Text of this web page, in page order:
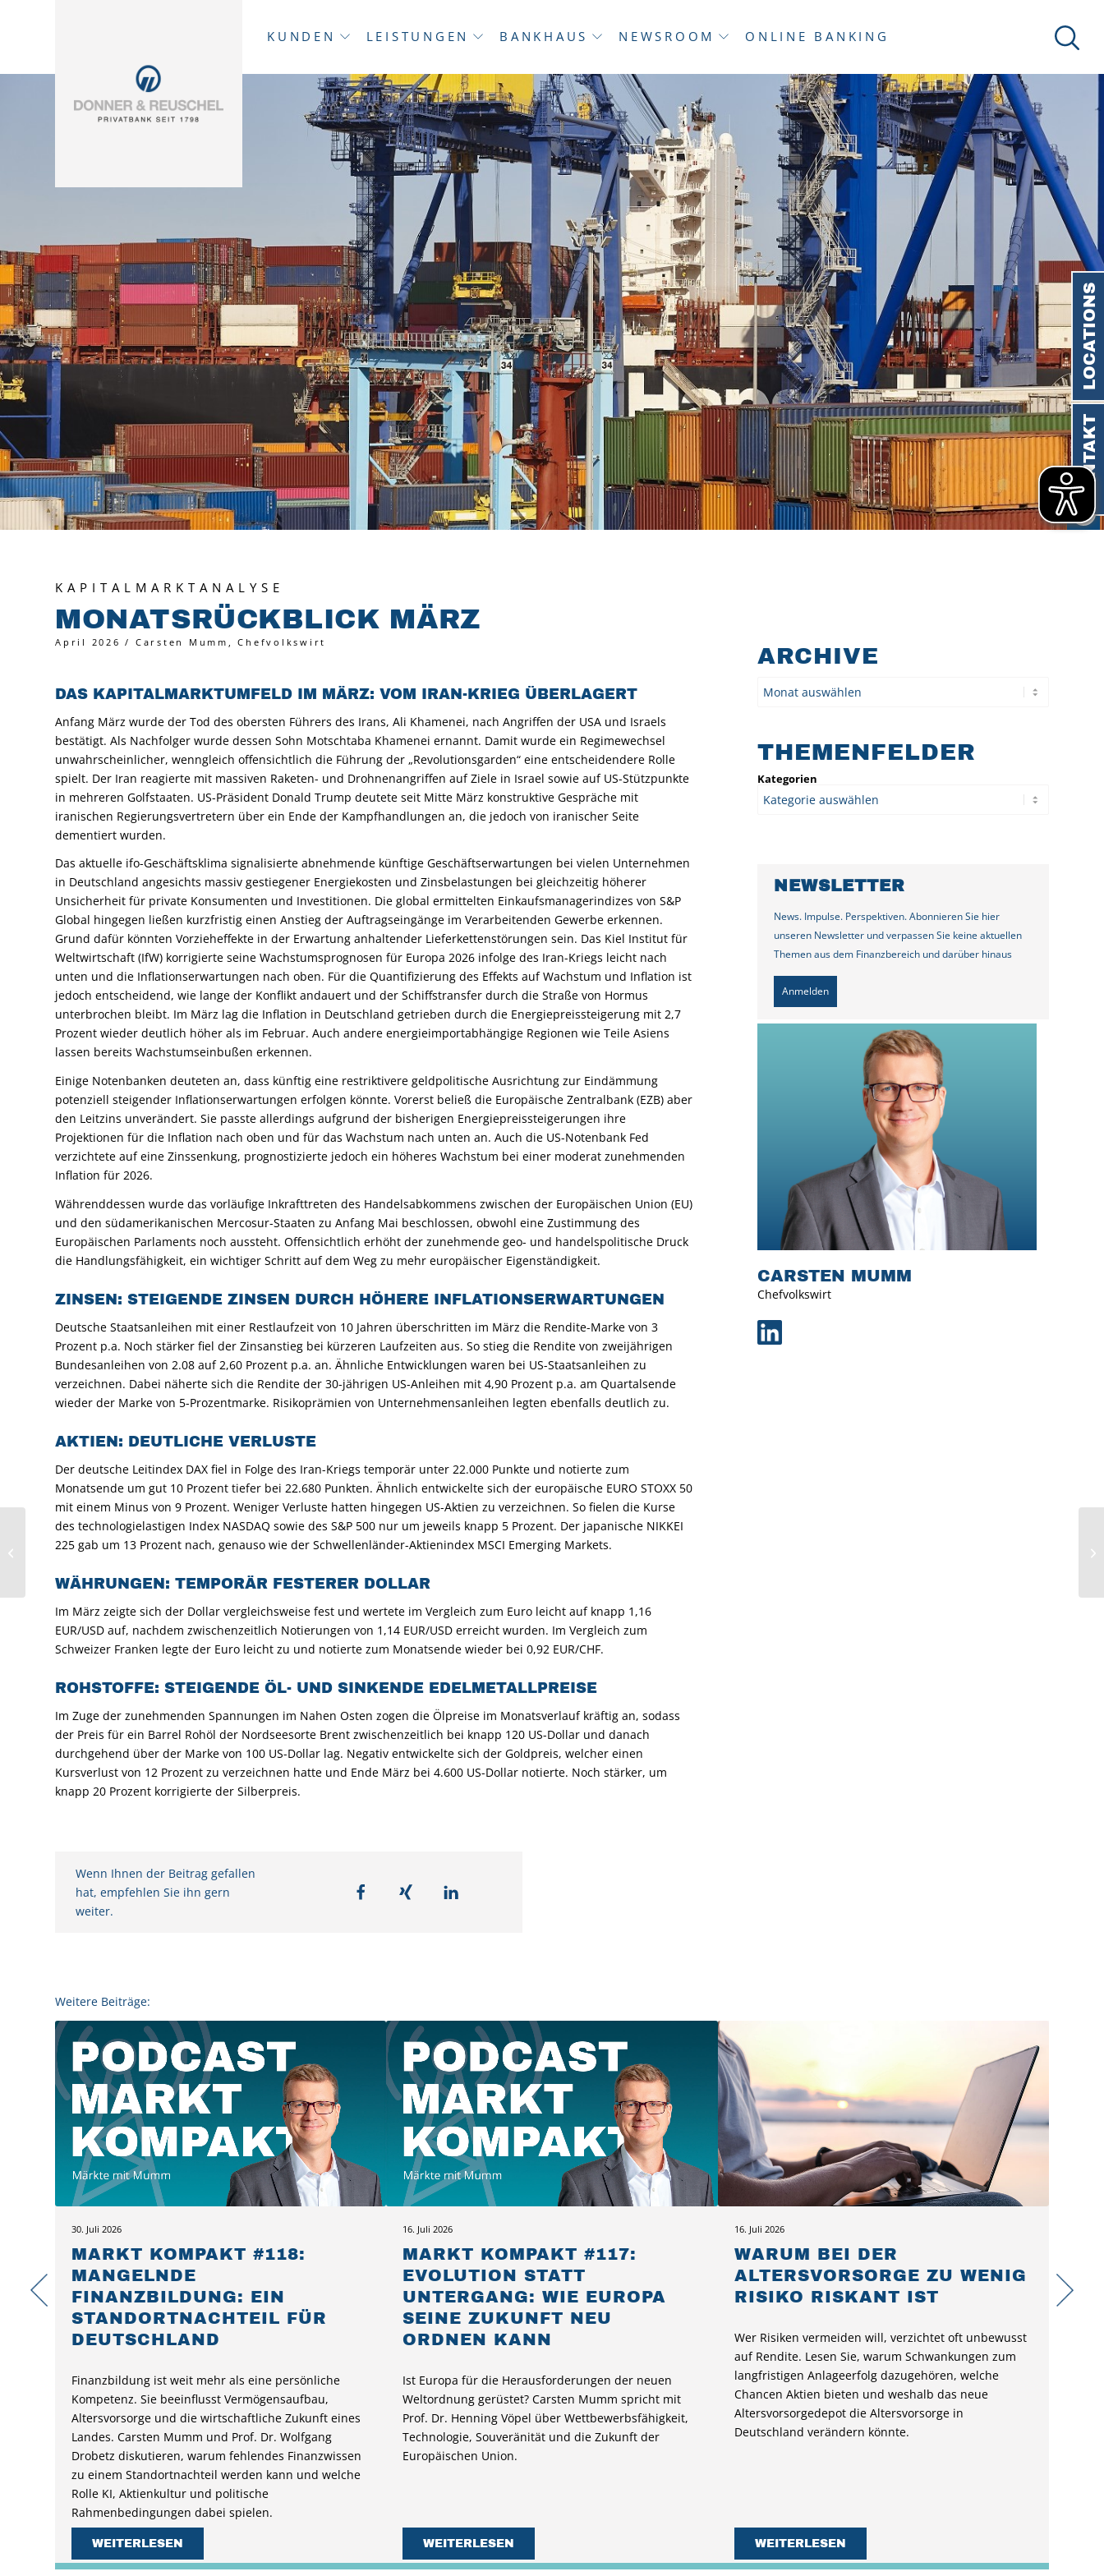
KUNDEN LEISTUNGEN BANKHAUS NEWSROOM ONLINE BANKING
LOCATIONS
KONTAKT
KAPITALMARKTANALYSE
MONATSRÜCKBLICK MÄRZ
April 2026 / Carsten Mumm, Chefvolkswirt
DAS KAPITALMARKTUMFELD IM MÄRZ: VOM IRAN-KRIEG ÜBERLAGERT
Anfang März wurde der Tod des obersten Führers des Irans, Ali Khamenei, nach Angriffen der USA und Israels
bestätigt. Als Nachfolger wurde dessen Sohn Motschtaba Khamenei ernannt. Damit wurde ein Regimewechsel
unwahrscheinlicher, wenngleich offensichtlich die Führung der „Revolutionsgarden“ eine entscheidendere Rolle
spielt. Der Iran reagierte mit massiven Raketen- und Drohnenangriffen auf Ziele in Israel sowie auf US-Stützpunkte
in mehreren Golfstaaten. US-Präsident Donald Trump deutete seit Mitte März konstruktive Gespräche mit
iranischen Regierungsvertretern über ein Ende der Kampfhandlungen an, die jedoch von iranischer Seite
dementiert wurden.
Das aktuelle ifo-Geschäftsklima signalisierte abnehmende künftige Geschäftserwartungen bei vielen Unternehmen
in Deutschland angesichts massiv gestiegener Energiekosten und Zinsbelastungen bei gleichzeitig höherer
Unsicherheit für private Konsumenten und Investitionen. Die global ermittelten Einkaufsmanagerindizes von S&P
Global hingegen ließen kurzfristig einen Anstieg der Auftragseingänge im Verarbeitenden Gewerbe erkennen.
Grund dafür könnten Vorzieheffekte in der Erwartung anhaltender Lieferkettenstörungen sein. Das Kiel Institut für
Weltwirtschaft (IfW) korrigierte seine Wachstumsprognosen für Europa 2026 infolge des Iran-Kriegs leicht nach
unten und die Inflationserwartungen nach oben. Für die Quantifizierung des Effekts auf Wachstum und Inflation ist
jedoch entscheidend, wie lange der Konflikt andauert und der Schiffstransfer durch die Straße von Hormus
unterbrochen bleibt. Im März lag die Inflation in Deutschland getrieben durch die Energiepreissteigerung mit 2,7
Prozent wieder deutlich höher als im Februar. Auch andere energieimportabhängige Regionen wie Teile Asiens
lassen bereits Wachstumseinbußen erkennen.
Einige Notenbanken deuteten an, dass künftig eine restriktivere geldpolitische Ausrichtung zur Eindämmung
potenziell steigender Inflationserwartungen erfolgen könnte. Vorerst beließ die Europäische Zentralbank (EZB) aber
den Leitzins unverändert. Sie passte allerdings aufgrund der bisherigen Energiepreissteigerungen ihre
Projektionen für die Inflation nach oben und für das Wachstum nach unten an. Auch die US-Notenbank Fed
verzichtete auf eine Zinssenkung, prognostizierte jedoch ein höheres Wachstum bei einer moderat zunehmenden
Inflation für 2026.
Währenddessen wurde das vorläufige Inkrafttreten des Handelsabkommens zwischen der Europäischen Union (EU)
und den südamerikanischen Mercosur-Staaten zu Anfang Mai beschlossen, obwohl eine Zustimmung des
Europäischen Parlaments noch aussteht. Offensichtlich erhöht der zunehmende geo- und handelspolitische Druck
die Handlungsfähigkeit, ein wichtiger Schritt auf dem Weg zu mehr europäischer Eigenständigkeit.
ZINSEN: STEIGENDE ZINSEN DURCH HÖHERE INFLATIONSERWARTUNGEN
Deutsche Staatsanleihen mit einer Restlaufzeit von 10 Jahren überschritten im März die Rendite-Marke von 3
Prozent p.a. Noch stärker fiel der Zinsanstieg bei kürzeren Laufzeiten aus. So stieg die Rendite von zweijährigen
Bundesanleihen von 2.08 auf 2,60 Prozent p.a. an. Ähnliche Entwicklungen waren bei US-Staatsanleihen zu
verzeichnen. Dabei näherte sich die Rendite der 30-jährigen US-Anleihen mit 4,90 Prozent p.a. am Quartalsende
wieder der Marke von 5-Prozentmarke. Risikoprämien von Unternehmensanleihen legten ebenfalls deutlich zu.
AKTIEN: DEUTLICHE VERLUSTE
Der deutsche Leitindex DAX fiel in Folge des Iran-Kriegs temporär unter 22.000 Punkte und notierte zum
Monatsende um gut 10 Prozent tiefer bei 22.680 Punkten. Ähnlich entwickelte sich der europäische EURO STOXX 50
mit einem Minus von 9 Prozent. Weniger Verluste hatten hingegen US-Aktien zu verzeichnen. So fielen die Kurse
des technologielastigen Index NASDAQ sowie des S&P 500 nur um jeweils knapp 5 Prozent. Der japanische NIKKEI
225 gab um 13 Prozent nach, genauso wie der Schwellenländer-Aktienindex MSCI Emerging Markets.
WÄHRUNGEN: TEMPORÄR FESTERER DOLLAR
Im März zeigte sich der Dollar vergleichsweise fest und wertete im Vergleich zum Euro leicht auf knapp 1,16
EUR/USD auf, nachdem zwischenzeitlich Notierungen von 1,14 EUR/USD erreicht wurden. Im Vergleich zum
Schweizer Franken legte der Euro leicht zu und notierte zum Monatsende wieder bei 0,92 EUR/CHF.
ROHSTOFFE: STEIGENDE ÖL- UND SINKENDE EDELMETALLPREISE
Im Zuge der zunehmenden Spannungen im Nahen Osten zogen die Ölpreise im Monatsverlauf kräftig an, sodass
der Preis für ein Barrel Rohöl der Nordseesorte Brent zwischenzeitlich bei knapp 120 US-Dollar und danach
durchgehend über der Marke von 100 US-Dollar lag. Negativ entwickelte sich der Goldpreis, welcher einen
Kursverlust von 12 Prozent zu verzeichnen hatte und Ende März bei 4.600 US-Dollar notierte. Noch stärker, um
knapp 20 Prozent korrigierte der Silberpreis.
ARCHIVE
THEMENFELDER
Kategorien
NEWSLETTER
News. Impulse. Perspektiven. Abonnieren Sie hier
unseren Newsletter und verpassen Sie keine aktuellen
Themen aus dem Finanzbereich und darüber hinaus
Anmelden
CARSTEN MUMM
Chefvolkswirt
Wenn Ihnen der Beitrag gefallen
hat, empfehlen Sie ihn gern
weiter.
Weitere Beiträge:
MARKT KOMPAKT #118:
MANGELNDE
FINANZBILDUNG: EIN
STANDORTNACHTEIL FÜR
DEUTSCHLAND
Finanzbildung ist weit mehr als eine persönliche
Kompetenz. Sie beeinflusst Vermögensaufbau,
Altersvorsorge und die wirtschaftliche Zukunft eines
Landes. Carsten Mumm und Prof. Dr. Wolfgang
Drobetz diskutieren, warum fehlendes Finanzwissen
zu einem Standortnachteil werden kann und welche
Rolle KI, Aktienkultur und politische
Rahmenbedingungen dabei spielen.
WEITERLESEN
30. Juli 2026
MARKT KOMPAKT #117:
EVOLUTION STATT
UNTERGANG: WIE EUROPA
SEINE ZUKUNFT NEU
ORDNEN KANN
Ist Europa für die Herausforderungen der neuen
Weltordnung gerüstet? Carsten Mumm spricht mit
Prof. Dr. Henning Vöpel über Wettbewerbsfähigkeit,
Technologie, Souveränität und die Zukunft der
Europäischen Union.
WEITERLESEN
16. Juli 2026
WARUM BEI DER
ALTERSVORSORGE ZU WENIG
RISIKO RISKANT IST
Wer Risiken vermeiden will, verzichtet oft unbewusst
auf Rendite. Lesen Sie, warum Schwankungen zum
langfristigen Anlageerfolg dazugehören, welche
Chancen Aktien bieten und weshalb das neue
Altersvorsorgedepot die Altersvorsorge in
Deutschland verändern könnte.
WEITERLESEN
16. Juli 2026
Mumm kompakt:
Irankrieg – Pulverfass